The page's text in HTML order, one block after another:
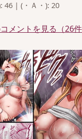
46 | (・Ａ・): 20
メントを見る（26